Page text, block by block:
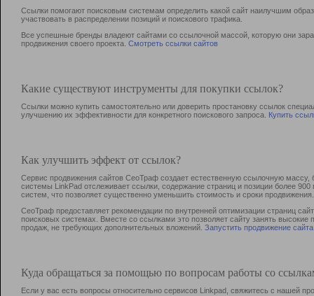
Ссылки помогают поисковым системам определить какой сайт наилучшим
участвовать в раcпределении позиций и поискового трафика.
Все успешные бренды владеют сайтами со ссылочной массой, которую они
продвижения своего проекта. Смотреть ссылки сайтов
Какие существуют инструменты для покупки ссылок?
Ссылки можно купить самостоятельно или доверить простановку ссылок
улучшению их эффективности для конкретного поискового запроса. Купить
Как улучшить эффект от ссылок?
Сервис продвижения сайтов СеоТраф создает естественную ссылочную
системы LinkPad отслеживает ссылки, содержание страниц и позиции более
систем, что позволяет существенно уменьшить стоимость и сроки продвижения.
СеоТраф предоставляет рекомендации по внутренней оптимизации страниц
поисковых системах. Вместе со ссылками это позволяет сайту занять
продаж, не требующих дополнительных вложений. Запустить продвижение сайта
Куда обращаться за помощью по вопросам работы со
Если у вас есть вопросы относительно сервисов Linkpad, свяжитесь с нашей